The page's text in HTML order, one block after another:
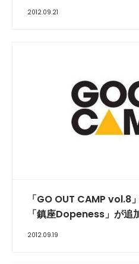
2012.09.21
「GO OUT CAMP vol.8
「鎮座Dopeness」が追
2012.09.19